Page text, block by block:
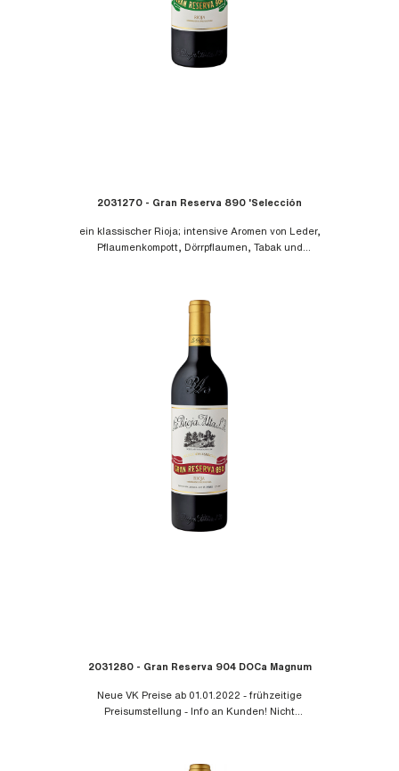
2031270 - Gran Reserva 890 'Selección
Especial' DOCa
ein klassischer Rioja; intensive Aromen von Leder,
Pflaumenkompott, Dörrpflaumen, Tabak und
seidigen Tanninen; ausladend, komplex und rund
2031280 - Gran Reserva 904 DOCa Magnum
Neue VK Preise ab 01.01.2022 - frühzeitige
Preisumstellung - Info an Kunden! Nicht